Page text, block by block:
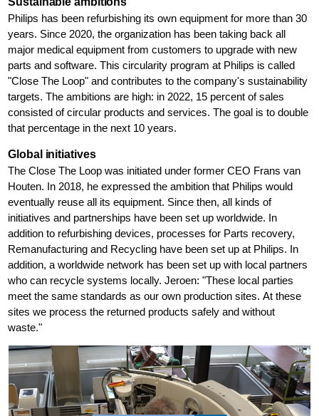
Philips has been refurbishing its own equipment for more than 30
years. Since 2020, the organization has been taking back all
major medical equipment from customers to upgrade with new
parts and software. This circularity program at Philips is called
"Close The Loop" and contributes to the company's sustainability
targets. The ambitions are high: in 2022, 15 percent of sales
consisted of circular products and services. The goal is to double
that percentage in the next 10 years.
Global initiatives
The Close The Loop was initiated under former CEO Frans van
Houten. In 2018, he expressed the ambition that Philips would
eventually reuse all its equipment. Since then, all kinds of
initiatives and partnerships have been set up worldwide. In
addition to refurbishing devices, processes for Parts recovery,
Remanufacturing and Recycling have been set up at Philips. In
addition, a worldwide network has been set up with local partners
who can recycle systems locally. Jeroen: "These local parties
meet the same standards as our own production sites. At these
sites we process the returned products safely and without
waste."